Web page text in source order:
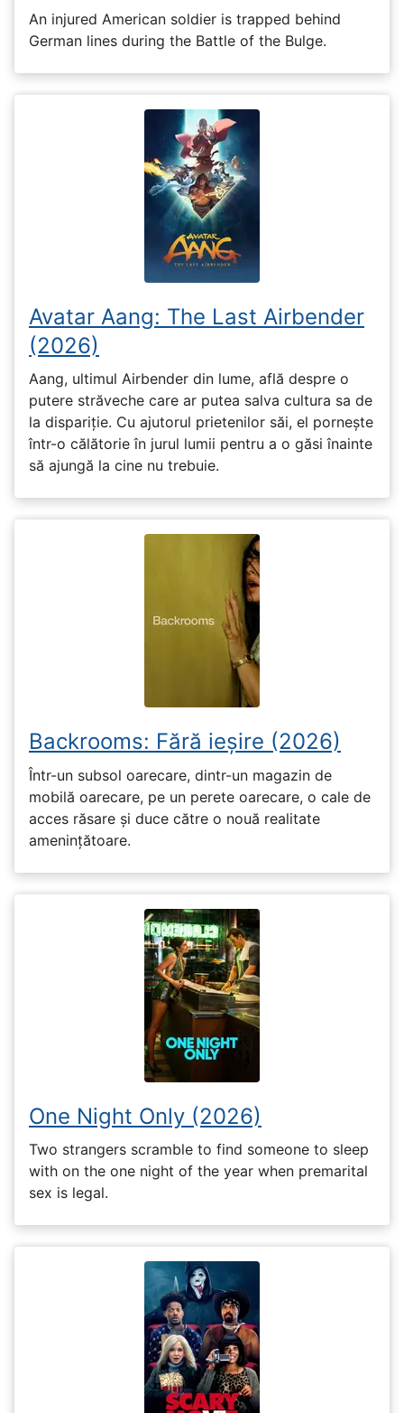
An injured American soldier is trapped behind
German lines during the Battle of the Bulge.
Avatar Aang: The Last Airbender
(2026)
Aang, ultimul Airbender din lume, află despre o
putere străveche care ar putea salva cultura sa de
la dispariție. Cu ajutorul prietenilor săi, el pornește
într-o călătorie în jurul lumii pentru a o găsi înainte
să ajungă la cine nu trebuie.
Backrooms: Fără ieșire (2026)
Într-un subsol oarecare, dintr-un magazin de
mobilă oarecare, pe un perete oarecare, o cale de
acces răsare și duce către o nouă realitate
amenințătoare.
One Night Only (2026)
Two strangers scramble to find someone to sleep
with on the one night of the year when premarital
sex is legal.